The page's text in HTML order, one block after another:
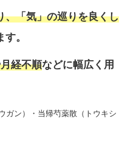
、「気」の巡りを良くし
。
経不順などに幅広く用
ガン）・当帰芍薬散（トウキシ